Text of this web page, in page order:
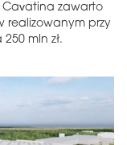
Cavatina zawarto
realizowanym przy
mln zł.